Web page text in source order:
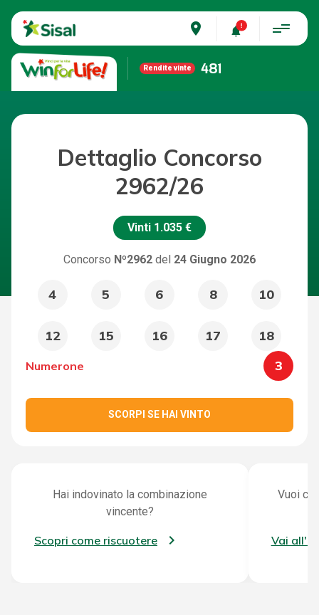
place
Rendite vinte 481
Dettaglio Concorso
2962/26
Vinti 1.035 €
Concorso Nº2962 del 24 Giugno 2026
4 5 6 8 10
12 15 16 17 18
Numerone 3
SCORPI SE HAI VINTO
Hai indovinato la combinazione
vincente?
Scopri come riscuotere
Vuoi
Vai